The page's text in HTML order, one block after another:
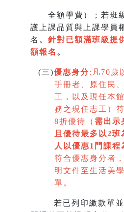
全額學費）；若班
護上課品質與上課學員
名。 針對已額滿班級提
額報名 。
(三)優惠身分: 凡70歲
手冊者、原住民
工，以及現任本
務之現任志工）
8折優待（ 需出示
且優待最多以2班
人以優惠1門課程
符合優惠身分者
明文件至生活美
單。
若已列印繳款單